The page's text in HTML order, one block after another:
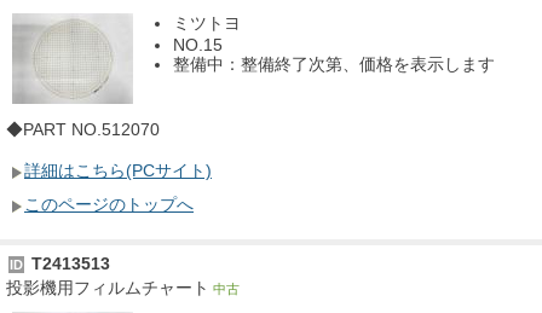
ミツトヨ
NO.15
整備中：整備終了次第、価格を表示します
◆PART NO.512070
詳細はこちら(PCサイト)
このページのトップへ
ID T2413513
投影機用フィルムチャート 中古